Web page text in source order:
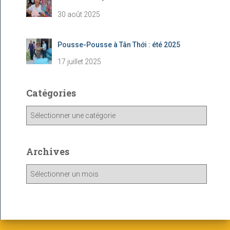
30 août 2025
Pousse-Pousse à Tân Thới : été 2025
17 juillet 2025
Catégories
g
o
Archives
v